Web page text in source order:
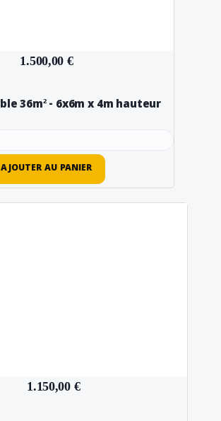
1.500,00 €
Cube Gonflable 36m² - 6x6m x 4m hauteur
AJOUTER AU PANIER
1.150,00 €